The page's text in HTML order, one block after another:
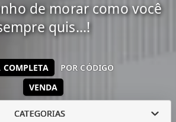
de morar como você
quis...!
VENDA
COMPLETA POR CÓDIGO
CATEGORIAS